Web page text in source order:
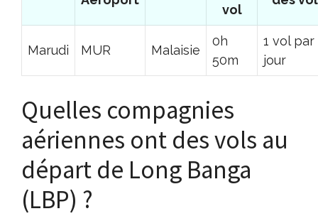
vol
Marudi MUR Malaisie
0h
50m
1 vol par
jour
Quelles compagnies
aériennes ont des vols au
départ de Long Banga
(LBP) ?